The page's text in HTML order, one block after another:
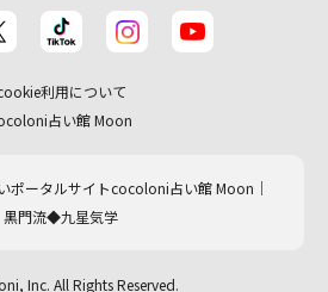
利用について
占い館 Moon
ポータルサイトcocoloni占い館 Moon｜
黒門流◆九星気学
Inc. All Rights Reserved.